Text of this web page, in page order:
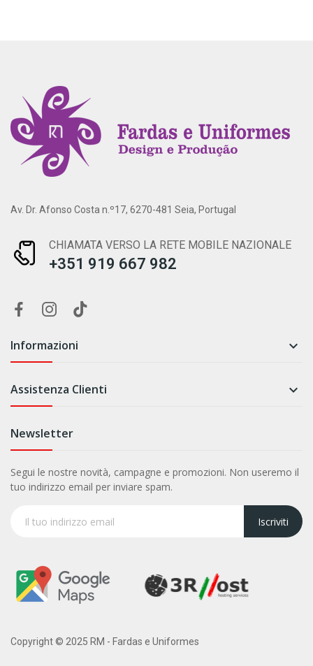
Av. Dr. Afonso Costa n.º17, 6270-481 Seia, Portugal
CHIAMATA VERSO LA RETE MOBILE NAZIONALE
+351 919 667 982
Informazioni 
Assistenza Clienti 
Newsletter
Segui le nostre novità, campagne e promozioni. Non useremo il
tuo indirizzo email per inviare spam.
Iscriviti
Copyright © 2025 RM - Fardas e Uniformes